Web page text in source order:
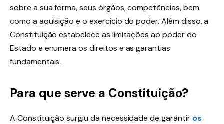
sobre a sua forma, seus órgãos, competências, bem
como a aquisição e o exercício do poder. Além disso, a
Constituição estabelece as limitações ao poder do
Estado e enumera os direitos e as garantias
fundamentais.
Para que serve a Constituição?
A Constituição surgiu da necessidade de garantir os